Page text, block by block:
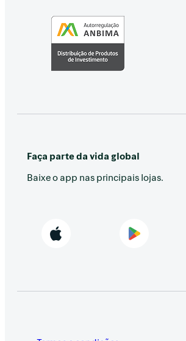
Faça parte da vida global
Baixe o app nas principais lojas.